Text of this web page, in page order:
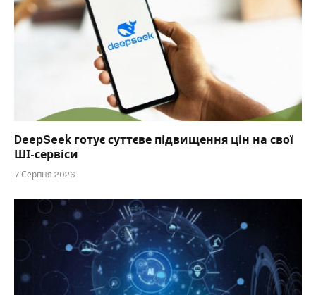
DeepSeek готує суттєве підвищення цін на свої
ШІ-сервіси
7 Серпня 2026